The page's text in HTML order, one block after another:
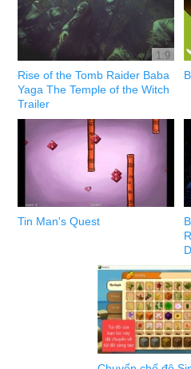
1:9
Rise of the Tomb Raider Baba
Yaga The Temple of the Witch
Trailer
Tin Man's Quest